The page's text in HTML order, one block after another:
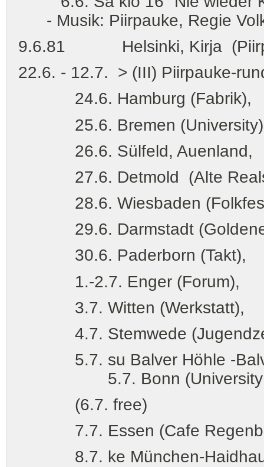
- Musik: Piirpauke, Regie
9.6.81 Helsinki, Kirja
22.6. - 12.7. > (III) Piirpauke-
24.6. Hamburg (Fabrik),
25.6. Bremen
26.6. Sülfeld, Auenland,
27.6. Detmold (Alte
28.6. Wiesbaden
29.6. Darmstadt
30.6. Paderborn (Takt),
1.-2.7. Enger (Forum),
3.7. Witten
4.7. Stemwede
5.7. su Balver Höhle -
5.7. Bonn (University -
(6.7. free)
7.7. Essen (Cafe
8.7. ke München-